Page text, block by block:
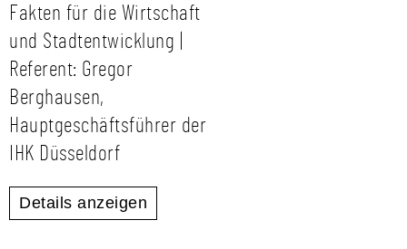
Fakten für die Wirtschaft
und Stadtentwicklung |
Referent: Gregor
Berghausen,
Hauptgeschäftsführer der
IHK Düsseldorf
Details anzeigen